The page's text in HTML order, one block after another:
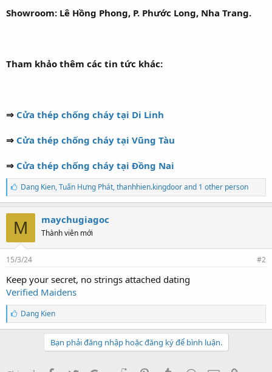
Showroom: Lê Hồng Phong, P. Phước Long, Nha Trang.
Tham khảo thêm các tin tức khác:
⇒ Cửa thép chống cháy tại Di Linh
⇒ Cửa thép chống cháy tại Vũng Tàu
⇒ Cửa thép chống cháy tại Đồng Nai
T
h
í
c
h
:
Dang Kien,Tuấn Hưng Phát,thanhhien.kingdoor and 1 other person
M maychugiagoc
Thành viên mới
15/3/24 #2
Keep your secret, no strings attached dating
Verified Maidens
T
h
í
Dang Kien
Bạn phải đăng nhập hoặc đăng ký để bình luận.